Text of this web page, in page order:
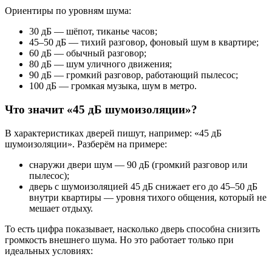
Ориентиры по уровням шума:
30 дБ — шёпот, тиканье часов;
45–50 дБ — тихий разговор, фоновый шум в квартире;
60 дБ — обычный разговор;
80 дБ — шум уличного движения;
90 дБ — громкий разговор, работающий пылесос;
100 дБ — громкая музыка, шум в метро.
Что значит «45 дБ шумоизоляции»?
В характеристиках дверей пишут, например: «45 дБ
шумоизоляции». Разберём на примере:
снаружи двери шум — 90 дБ (громкий разговор или
пылесос);
дверь с шумоизоляцией 45 дБ снижает его до 45–50 дБ
внутри квартиры — уровня тихого общения, который не
мешает отдыху.
То есть цифра показывает, насколько дверь способна снизить
громкость внешнего шума. Но это работает только при
идеальных условиях: